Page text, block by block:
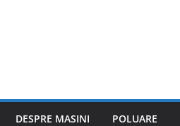
DESPRE MASINI POLUARE